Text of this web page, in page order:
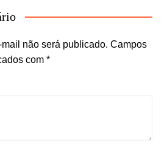
não será publicado. Campos
com *